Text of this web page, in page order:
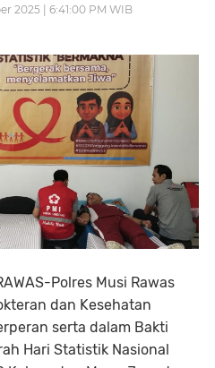
2025 | 6:41:00 PM WIB
Polres Musi Rawas
dan Kesehatan
serta dalam Bakti
Hari Statistik Nasional